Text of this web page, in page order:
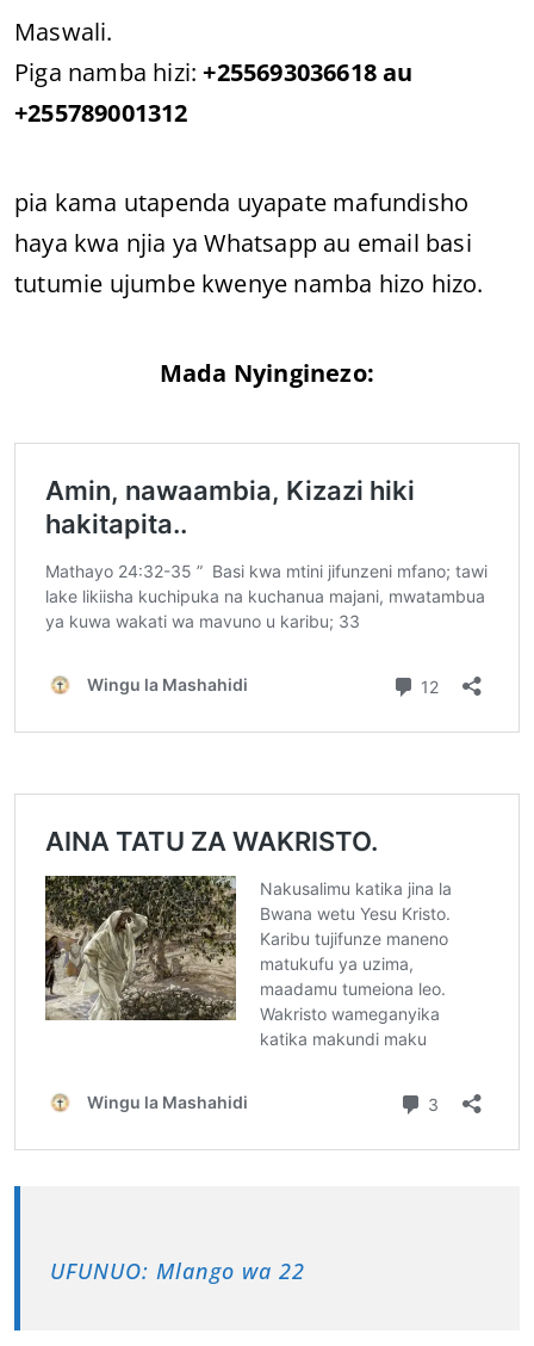
Maswali.
Piga namba hizi:+255693036618 au
+255789001312
pia kama utapenda uyapate mafundisho
haya kwa njia ya Whatsapp au email basi
tutumie ujumbe kwenye namba hizo hizo.
Mada Nyinginezo:
UFUNUO: Mlango wa 22